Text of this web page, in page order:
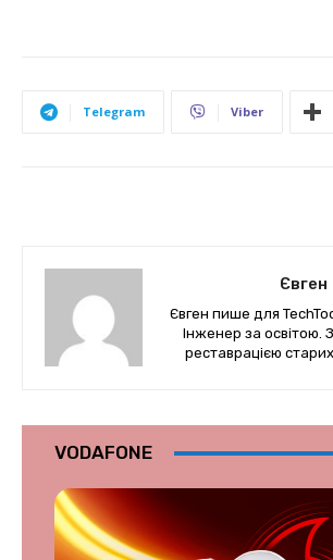
Telegram Viber
Євген
Євген пише для
Інженер за освітою.
реставрацією
VODAFONE